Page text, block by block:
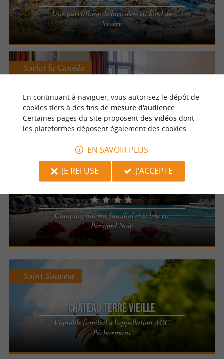
Une parenthèse de bien-être en bord de
Vézère
Un hôtel convivial ouvert toute l'année à
Sarlat
Sarlat la Canéda
Camping nature, familial et calme en
Périgord Noir
Marcillac Saint Quentin
Château Terre Vieille
Vignoble familial à l'appellation AOC
Pécharmant
Saint Sauveur
En continuant à naviguer, vous autorisez le dépôt de
cookies tiers à des fins de mesure d'audience.
Certaines pages du site proposent des vidéosdont
les plateformes déposent également des cookies.
EN SAVOIR PLUS
JE REFUSE
J'ACCEPTE